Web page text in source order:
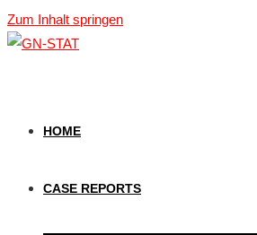
Zum Inhalt springen
HOME
CASE REPORTS